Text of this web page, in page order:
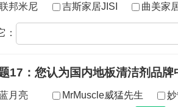
邦米尼
吉斯家居JISI 曲美家
：
17：您认为国内地板清洁剂品牌
月亮 MrMuscle威猛先生